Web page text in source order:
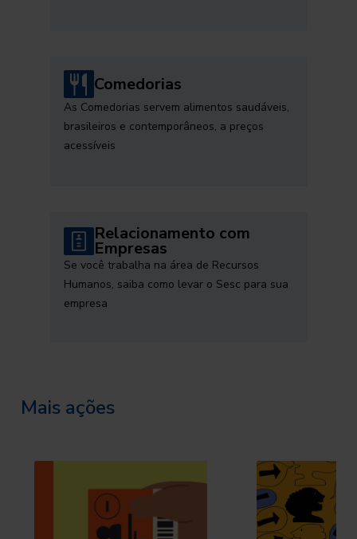
Comedorias
As Comedorias servem alimentos saudáveis,
brasileiros e contemporâneos, a preços
acessíveis
Relacionamento com
Empresas
Se você trabalha na área de Recursos
Humanos, saiba como levar o Sesc para sua
empresa
Mais ações